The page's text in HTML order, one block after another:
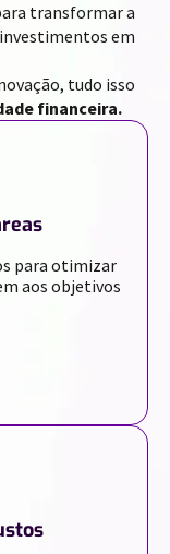
transformar a
em
tudo isso
financeira.
para otimizar
aos objetivos